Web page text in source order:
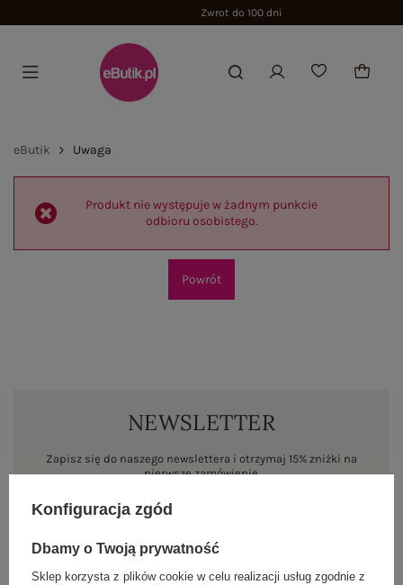
Zwrot do 100 dni
eButik Uwaga
Produkt nie występuje w żadnym punkcie
odbioru osobistego.
Powrót
NEWSLETTER
Zapisz się do naszego newslettera i otrzymaj 15% zniżki na
pierwsze zamówienie
Konfiguracja zgód
Dbamy o Twoją prywatność
Sklep korzysta z plików cookie w celu realizacji usług zgodnie z